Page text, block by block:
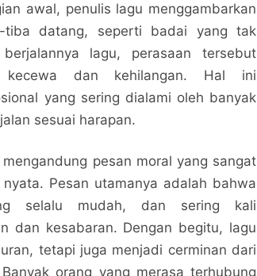
awal, penulis lagu menggambarkan
tiba datang, seperti badai yang tak
lagu, perasaan tersebut
dan kehilangan. Hal ini
yang sering dialami oleh banyak
sesuai harapan.
pesan moral yang sangat
Pesan utamanya adalah bahwa
selalu mudah, dan sering kali
dan kesabaran. Dengan begitu, lagu
tetapi juga menjadi cerminan dari
orang yang merasa terhubung